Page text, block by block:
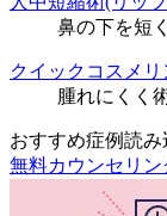
鼻の下を短
クイックコスメリ
腫れにくく
おすすめ症例読み
無料カウンセリン